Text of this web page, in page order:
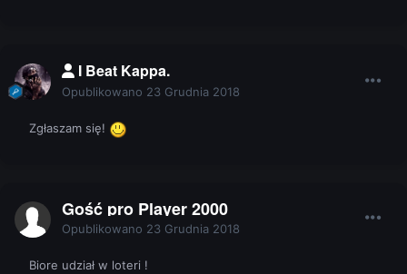
I Beat Kappa.
Opublikowano 23 Grudnia 2018
Zgłaszam się!
Gość pro Player 2000
Opublikowano 23 Grudnia 2018
Biore udział w loteri !